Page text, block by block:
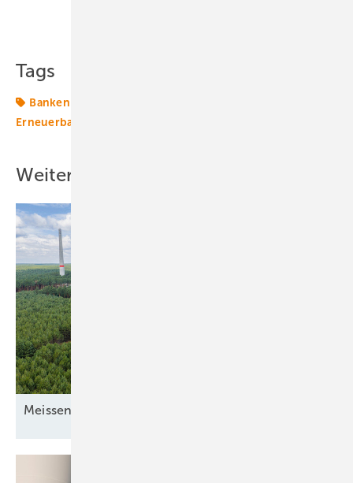
Tags
Banken
Erneuerbare in Kommunen
Weitere Inhalte
Mei ssener